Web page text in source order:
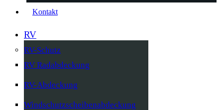
Kontakt
RV
RV-Schutz
RV Radabdeckung
RV-Abdeckung
Windschutzscheibenabdeckung